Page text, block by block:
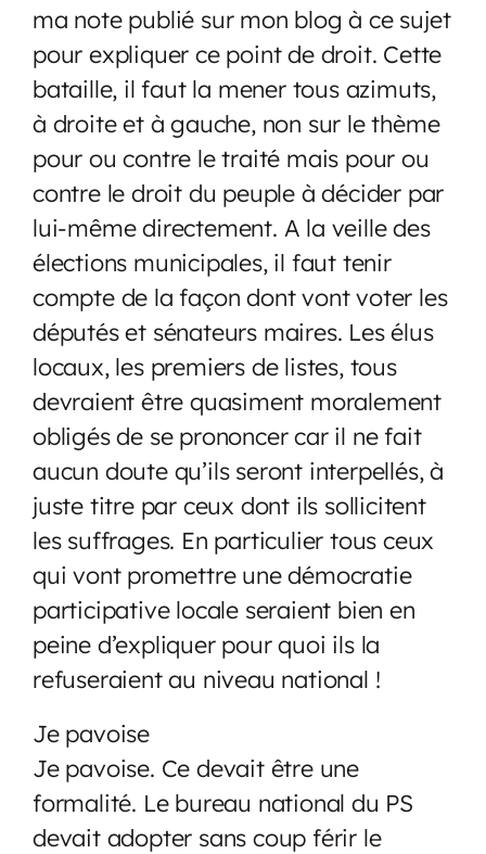
ma note publié sur mon blog à ce sujet
pour expliquer ce point de droit. Cette
bataille, il faut la mener tous azimuts,
à droite et à gauche, non sur le thème
pour ou contre le traité mais pour ou
contre le droit du peuple à décider par
lui-même directement. A la veille des
élections municipales, il faut tenir
compte de la façon dont vont voter les
députés et sénateurs maires. Les élus
locaux, les premiers de listes, tous
devraient être quasiment moralement
obligés de se prononcer car il ne fait
aucun doute qu’ils seront interpellés, à
juste titre par ceux dont ils sollicitent
les suffrages. En particulier tous ceux
qui vont promettre une démocratie
participative locale seraient bien en
peine d’expliquer pour quoi ils la
refuseraient au niveau national !
Je pavoise
Je pavoise. Ce devait être une
formalité. Le bureau national du PS
devait adopter sans coup férir le